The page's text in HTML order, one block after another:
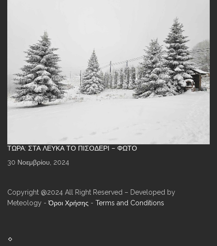
ΤΏΡΑ: ΣΤΑ ΛΕΥΚΆ ΤΟ ΠΙΣΟΔΈΡΙ – ΦΩΤΌ
30 Νοεμβρίου, 2024
Copyright @2024 All Right Reserved – Developed by
Meteology -Όροι Χρήσης - Terms and Conditions